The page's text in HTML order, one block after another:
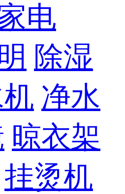
电
除湿
净水
晾衣架
挂烫机